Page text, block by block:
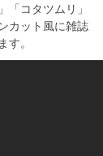
「コタツムリ」
カット風に雑誌
す。